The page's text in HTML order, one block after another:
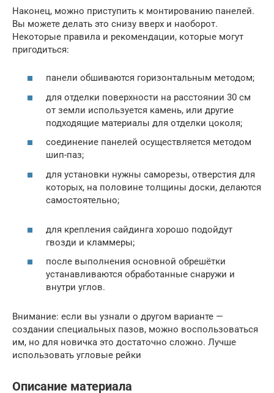
Наконец, можно приступить к монтированию панелей.
Вы можете делать это снизу вверх и наоборот.
Некоторые правила и рекомендации, которые могут
пригодиться:
панели обшиваются горизонтальным методом;
для отделки поверхности на расстоянии 30 см
от земли используется камень, или другие
подходящие материалы для отделки цоколя;
соединение панелей осуществляется методом
шип-паз;
для установки нужны саморезы, отверстия для
которых, на половине толщины доски, делаются
самостоятельно;
для крепления сайдинга хорошо подойдут
гвозди и кламмеры;
после выполнения основной обрешётки
устанавливаются обработанные снаружи и
внутри углов.
Внимание: если вы узнали о другом варианте —
создании специальных пазов, можно воспользоваться
им, но для новичка это достаточно сложно. Лучше
использовать угловые рейки
Описание материала